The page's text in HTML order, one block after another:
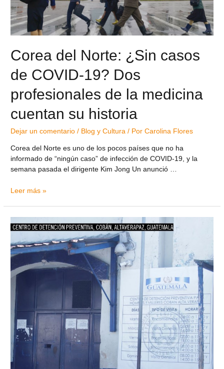
Corea del Norte: ¿Sin casos
de COVID-19? Dos
profesionales de la medicina
cuentan su historia
Dejar un comentario / Blog y Cultura / PorCarolina Flores
Corea del Norte es uno de los pocos países que no ha
informado de “ningún caso” de infección de COVID-19, y la
semana pasada el dirigente Kim Jong Un anunció …
Leer más »